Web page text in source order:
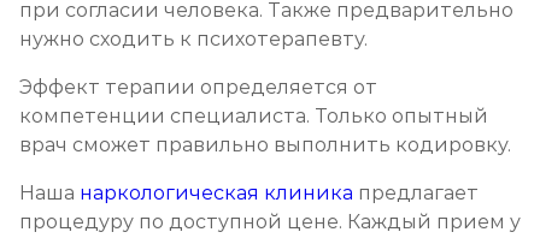
при согласии человека. Также предварительно
нужно сходить к психотерапевту.
Эффект терапии определяется от
компетенции специалиста. Только опытный
врач сможет правильно выполнить кодировку.
Наша наркологическая клиника предлагает
процедуру по доступной цене. Каждый прием у